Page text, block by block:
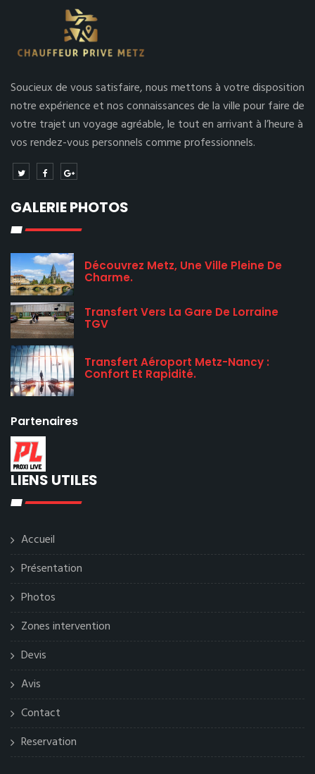
Soucieux de vous satisfaire, nous mettons à votre disposition
notre expérience et nos connaissances de la ville pour faire de
votre trajet un voyage agréable, le tout en arrivant à l’heure à
vos rendez-vous personnels comme professionnels.
GALERIE PHOTOS
Découvrez Metz, Une Ville Pleine De
Charme.
Transfert Vers La Gare De Lorraine
TGV
Transfert Aéroport Metz-Nancy :
Confort Et Rapidité.
Partenaires
LIENS UTILES
Accueil
Présentation
Photos
Zones intervention
Devis
Avis
Contact
Reservation